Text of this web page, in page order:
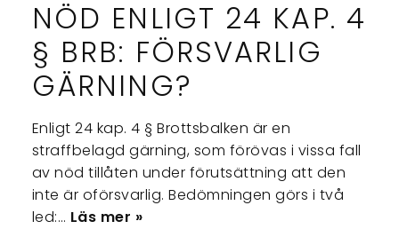
NÖD ENLIGT 24 KAP. 4
§ BRB: FÖRSVARLIG
GÄRNING?
Enligt 24 kap. 4 § Brottsbalken är en
straffbelagd gärning, som förövas i vissa fall
av nöd tillåten under förutsättning att den
inte är oförsvarlig. Bedömningen görs i två
led:… Läs mer »